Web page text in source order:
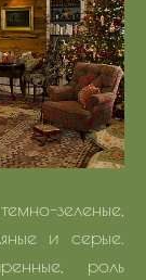
зеленые,
и серые.
роль